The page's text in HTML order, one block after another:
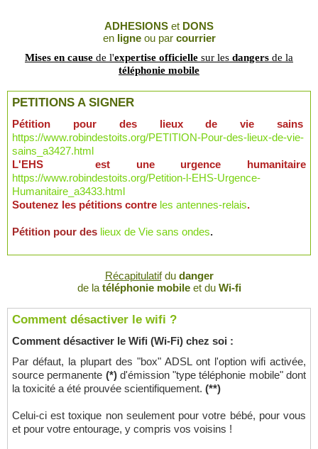
ADHESIONS et DONS
en ligneou par courrier
Mises en cause de l'expertise officielle sur les dangers de la
téléphonie mobile
PETITIONS A SIGNER
Pétition pour des lieux de vie sains
https://www.robindestoits.org/PETITION-Pour-des-lieux-de-vie-
sains_a3427.html
L'EHS est une urgence humanitaire
https://www.robindestoits.org/Petition-l-EHS-Urgence-
Humanitaire_a3433.html
Soutenez les pétitions contre les antennes-relais.
Pétition pour des lieux de Vie sans ondes.
Récapitulatifdu danger
de la téléphonie mobileet du Wi-fi
Comment désactiver le wifi ?
Comment désactiver le Wifi (Wi-Fi) chez soi :
Par défaut, la plupart des "box" ADSL ont l'option wifi activée,
source permanente (*)d'émission "type téléphonie mobile" dont
la toxicité a été prouvée scientifiquement. (**)
Celui-ci est toxique non seulement pour votre bébé, pour vous
et pour votre entourage, y compris vos voisins !